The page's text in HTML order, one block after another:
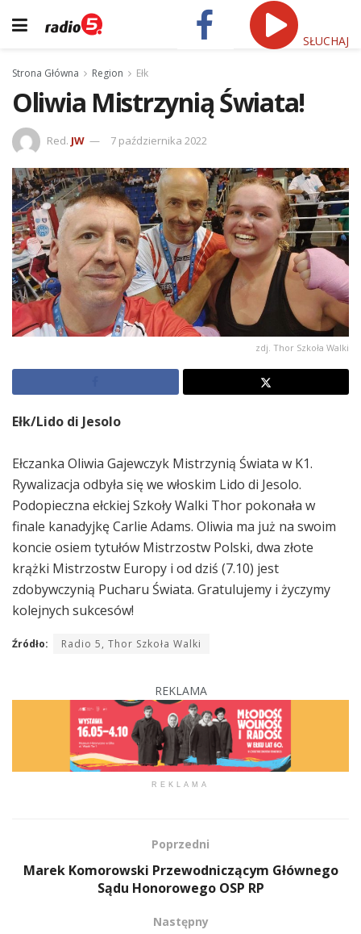
SŁUCHAJ
Strona Główna Region Ełk
Oliwia Mistrzynią Świata!
Red. JW 7 października 2022
zdj. Thor Szkoła Walki
Ełk/Lido di Jesolo
Ełczanka Oliwia Gajewczyk Mistrzynią Świata w K1.
Rywalizacja odbyła się we włoskim Lido di Jesolo.
Podopieczna ełckiej Szkoły Walki Thor pokonała w
finale kanadyjkę Carlie Adams. Oliwia ma już na swoim
koncie osiem tytułów Mistrzostw Polski, dwa złote
krążki Mistrzostw Europy i od dziś (7.10) jest
zdobywczynią Pucharu Świata. Gratulujemy i życzymy
kolejnych sukcesów!
Źródło: Radio 5, Thor Szkoła Walki
REKLAMA
REKLAMA
Poprzedni
Marek Komorowski Przewodniczącym Głównego
Sądu Honorowego OSP RP
Następny